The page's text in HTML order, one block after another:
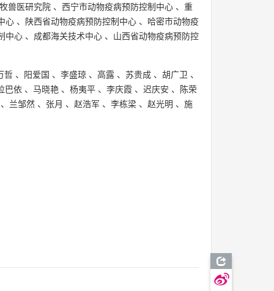
兽医研究院 、 西宁市动物疫病预防控制中心 、 重
心 、 陕西省动物疫病预防控制中心 、 哈密市动物疫
中心 、 成都海关技术中心 、 山西省动物疫病预防控
哲 、 阳爱国 、 李盛琼 、 高露 、 苏贵成 、 胡广卫 、
巴依 、 马晓艳 、 杨夷平 、 李庆霞 、 迟庆安 、
陈荣
兰邹然 、 张月 、 赵浩军 、 李栋梁 、 赵光明 、 施